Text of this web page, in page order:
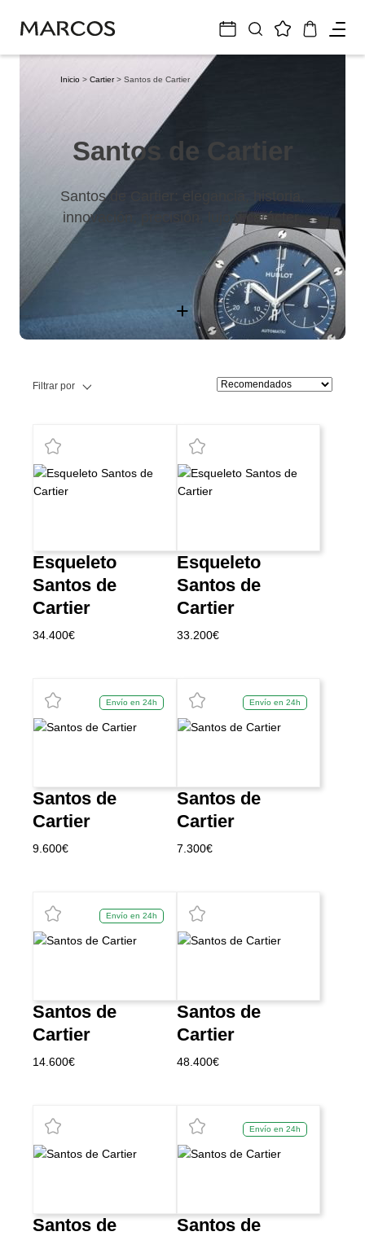
Inicio > Cartier> Santos de Cartier
Santos de Cartier
Santos de Cartier: elegancia, historia,
innovación, precisión, lujo y carácter.
+
Filtrar por
Esqueleto
Santos de
Cartier
34.400€
Esqueleto
Santos de
Cartier
33.200€
Envío en 24h
Santos de
Cartier
9.600€
Envío en 24h
Santos de
Cartier
7.300€
Envío en 24h
Santos de
Cartier
14.600€
Santos de
Cartier
48.400€
Santos de
Envío en 24h
Santos de